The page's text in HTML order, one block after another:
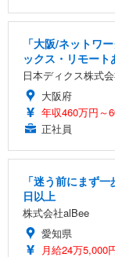
「大阪/ネットワ
ックス・リモート
日本ディクス株式
大阪府
年収460万円～
正社員
「迷う前にまず
日以上
株式会社alBee
愛知県
月給24万5,000